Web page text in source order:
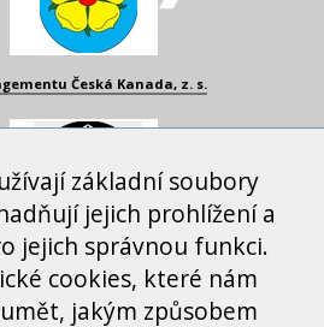
Česká Kanada, z. s.
základní soubory
jejich prohlížení a
jejich správnou funkci.
cookies, které nám
jakým způsobem